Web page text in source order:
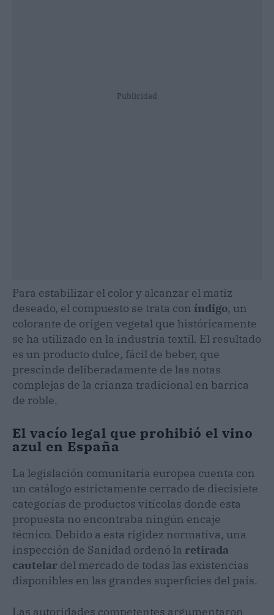
Publicidad
Para estabilizar el color y alcanzar el matiz
deseado, el compuesto se trata con índigo, un
colorante de origen vegetal que históricamente
se ha utilizado en la industria textil. El resultado
es un producto dulce, fácil de beber, que
prescinde deliberadamente de las notas
complejas de la crianza tradicional en barrica
de roble.
El vacío legal que prohibió el vino
azul en España
La legislación comunitaria europea cuenta con
un catálogo estrictamente cerrado de diecisiete
categorías de productos vitícolas donde esta
propuesta no encontraba ningún encaje
técnico. Debido a esta rigidez normativa, una
inspección de Sanidad ordenó la retirada
cautelar del mercado de todas las existencias
disponibles en las grandes superficies del país.
Las autoridades competentes argumentaron